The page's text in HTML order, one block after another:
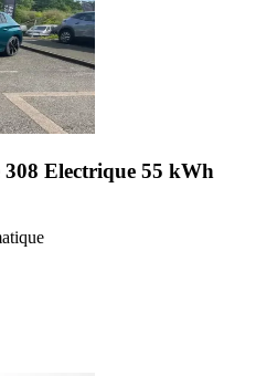
308 Electrique 55 kWh